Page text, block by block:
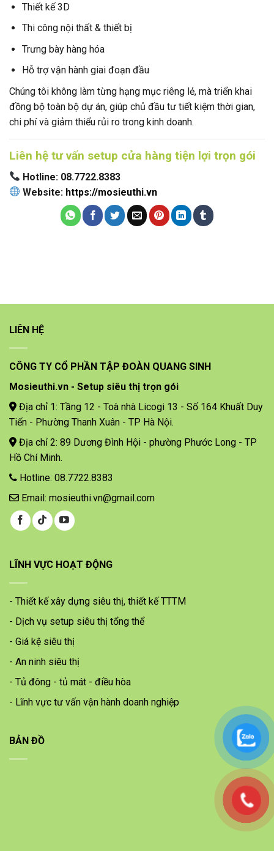
Thiết kế 3D
Thi công nội thất & thiết bị
Trưng bày hàng hóa
Hỗ trợ vận hành giai đoạn đầu
Chúng tôi không làm từng hạng mục riêng lẻ, mà triển khai
đồng bộ toàn bộ dự án, giúp chủ đầu tư tiết kiệm thời gian,
chi phí và giảm thiểu rủi ro trong kinh doanh.
Liên hệ tư vấn setup cửa hàng tiện lợi trọn gói
Hotline: 08.7722.8383
Website: https://mosieuthi.vn
LIÊN HỆ
CÔNG TY CỔ PHẦN TẬP ĐOÀN QUANG SINH
Mosieuthi.vn - Setup siêu thị trọn gói
Địa chỉ 1: Tầng 12 - Toà nhà Licogi 13 - Số 164 Khuất Duy
Tiến - Phường Thanh Xuân - TP Hà Nội.
Địa chỉ 2: 89 Dương Đình Hội - phường Phước Long - TP
Hồ Chí Minh.
Hotline: 08.7722.8383
Email: mosieuthi.vn@gmail.com
LĨNH VỰC HOẠT ĐỘNG
- Thiết kế xây dựng siêu thị, thiết kế TTTM
- Dịch vụ setup siêu thị tổng thể
- Giá kệ siêu thị
- An ninh siêu thị
- Tủ đông - tủ mát - điều hòa
- Lĩnh vực tư vấn vận hành doanh nghiệp
BẢN ĐỒ